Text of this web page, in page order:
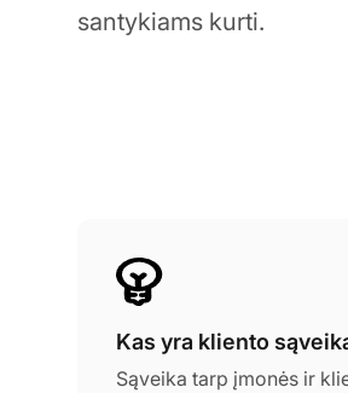
santykiams kurti.
Kas yra kliento
Sąveika tarp įmonės ir